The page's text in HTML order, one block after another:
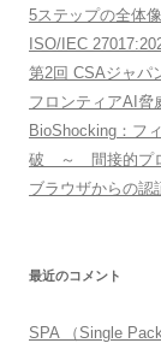
5ステップの全体
ISO/IEC
第2回 CSAジャパ
フロンティアAI脅
BioShocking：フ
破 ～ 間接的プロ
ブラウザからの認
最近のコメント
SPA （Single